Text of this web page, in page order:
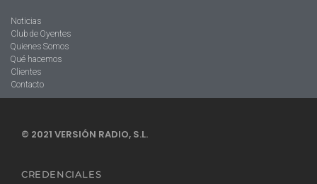
Noticias
Club de Oyentes
Quienes Somos
Qué hacemos
Clientes
Contacto
© 2021 VERSIÓN RADIO, S.L.
CREDENCIALES